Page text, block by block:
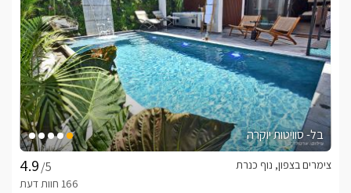
בל- סוויטות יוקרה
/5
צימרים בצפון, נוף כנרת